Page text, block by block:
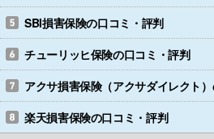
SBI損害保険の口コミ・評判
チューリッヒ保険の口コミ・評判
アクサ損害保険（アクサダイレクト）
楽天損害保険の口コミ・評判